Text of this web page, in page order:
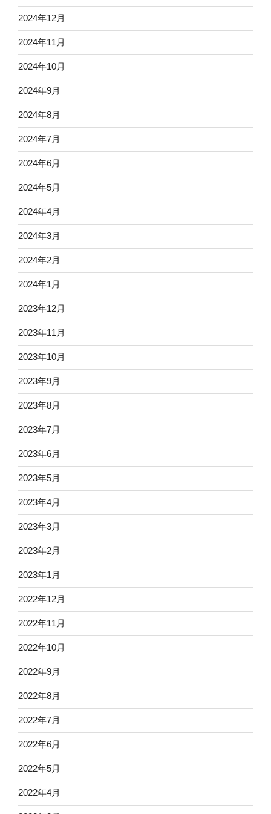
2024年12月
2024年11月
2024年10月
2024年9月
2024年8月
2024年7月
2024年6月
2024年5月
2024年4月
2024年3月
2024年2月
2024年1月
2023年12月
2023年11月
2023年10月
2023年9月
2023年8月
2023年7月
2023年6月
2023年5月
2023年4月
2023年3月
2023年2月
2023年1月
2022年12月
2022年11月
2022年10月
2022年9月
2022年8月
2022年7月
2022年6月
2022年5月
2022年4月